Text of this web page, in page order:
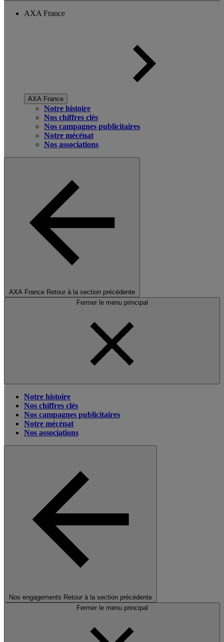
AXA France
AXA France
Notre histoire
Nos chiffres clés
Nos campagnes publicitaires
Notre mécénat
Nos associations
AXA France Retour à la section précédente
Fermer le menu principal
Notre histoire
Nos chiffres clés
Nos campagnes publicitaires
Notre mécénat
Nos associations
Nos engagements Retour à la section précédente
Fermer le menu principal